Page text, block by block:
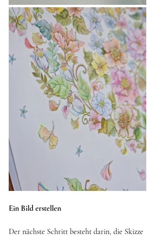
Ein Bild erstellen
Der nächste Schritt besteht darin, die Skizze